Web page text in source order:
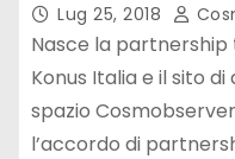
Lug 25, 2018
Nasce la
Konus Italia e il sito
spazio
l’accordo di